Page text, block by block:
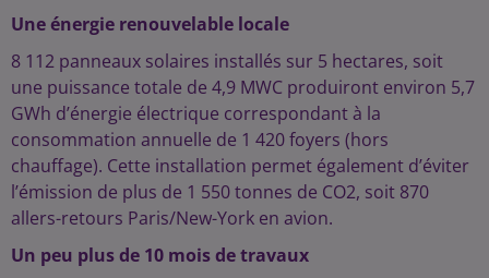
Une énergie renouvelable locale
8 112 panneaux solaires installés sur 5 hectares, soit
une puissance totale de 4,9 MWC produiront environ 5,7
GWh d’énergie électrique correspondant à la
consommation annuelle de 1 420 foyers (hors
chauffage). Cette installation permet également d’éviter
l’émission de plus de 1 550 tonnes de CO2, soit 870
allers-retours Paris/New-York en avion.
Un peu plus de 10 mois de travaux